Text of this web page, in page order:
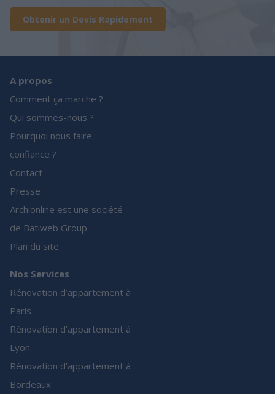
Obtenir un Devis Rapidement
A propos
Comment ça marche ?
Qui sommes-nous ?
Pourquoi nous faire
confiance ?
Contact
Presse
Archionline est une société
de Batiweb Group
Plan du site
Nos Services
Rénovation d’appartement à
Paris
Rénovation d’appartement à
Lyon
Rénovation d’appartement à
Bordeaux